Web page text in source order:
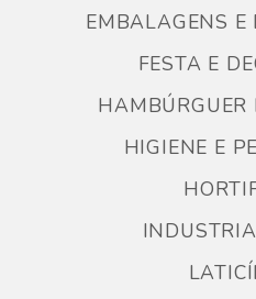
EMBALAGENS E
FESTA E
HAMBÚRGUER
HIGIENE E